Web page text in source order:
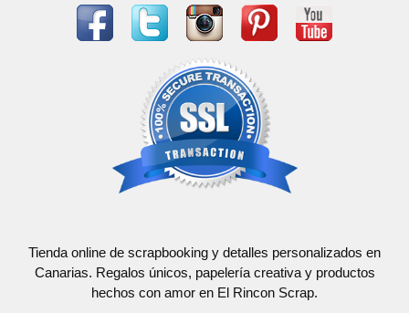
Tienda online de scrapbooking y detalles personalizados en
Canarias. Regalos únicos, papelería creativa y productos
hechos con amor en El Rincon Scrap.